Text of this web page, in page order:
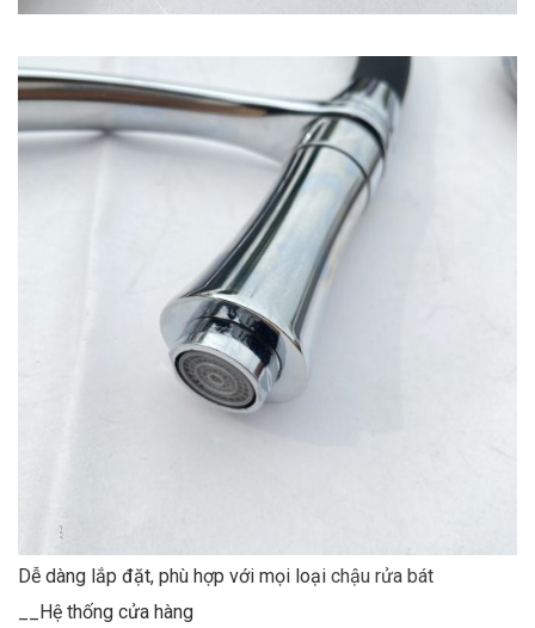
Dễ dàng lắp đặt, phù hợp với mọi loại chậu rửa bát
__Hệ thống cửa hàng